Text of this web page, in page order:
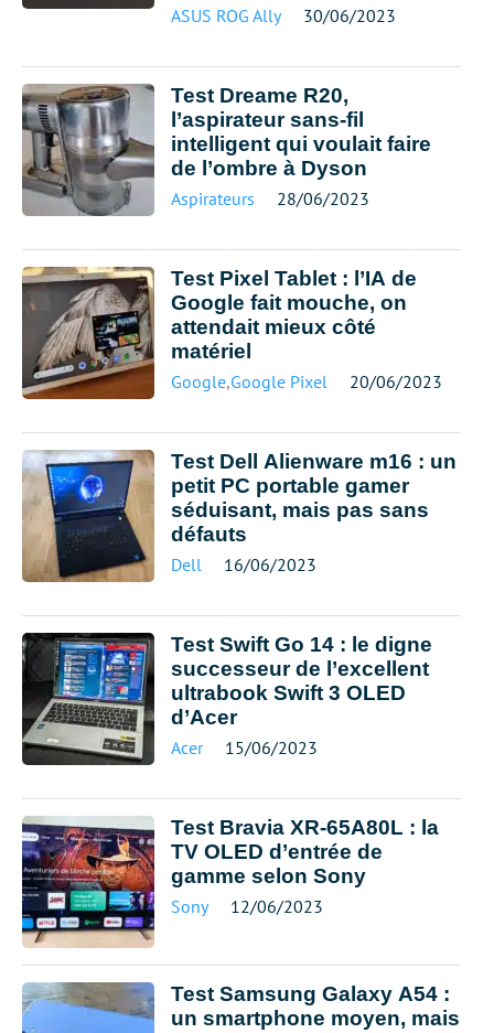
ASUS ROG Ally 30/06/2023
Test Dreame R20,
l’aspirateur sans-fil
intelligent qui voulait faire
de l’ombre à Dyson
Aspirateurs 28/06/2023
Test Pixel Tablet : l’IA de
Google fait mouche, on
attendait mieux côté
matériel
Google,Google Pixel 20/06/2023
Test Dell Alienware m16 : un
petit PC portable gamer
séduisant, mais pas sans
défauts
Dell 16/06/2023
Test Swift Go 14 : le digne
successeur de l’excellent
ultrabook Swift 3 OLED
d’Acer
Acer 15/06/2023
Test Bravia XR-65A80L : la
TV OLED d’entrée de
gamme selon Sony
Sony 12/06/2023
Test Samsung Galaxy A54 :
un smartphone moyen, mais